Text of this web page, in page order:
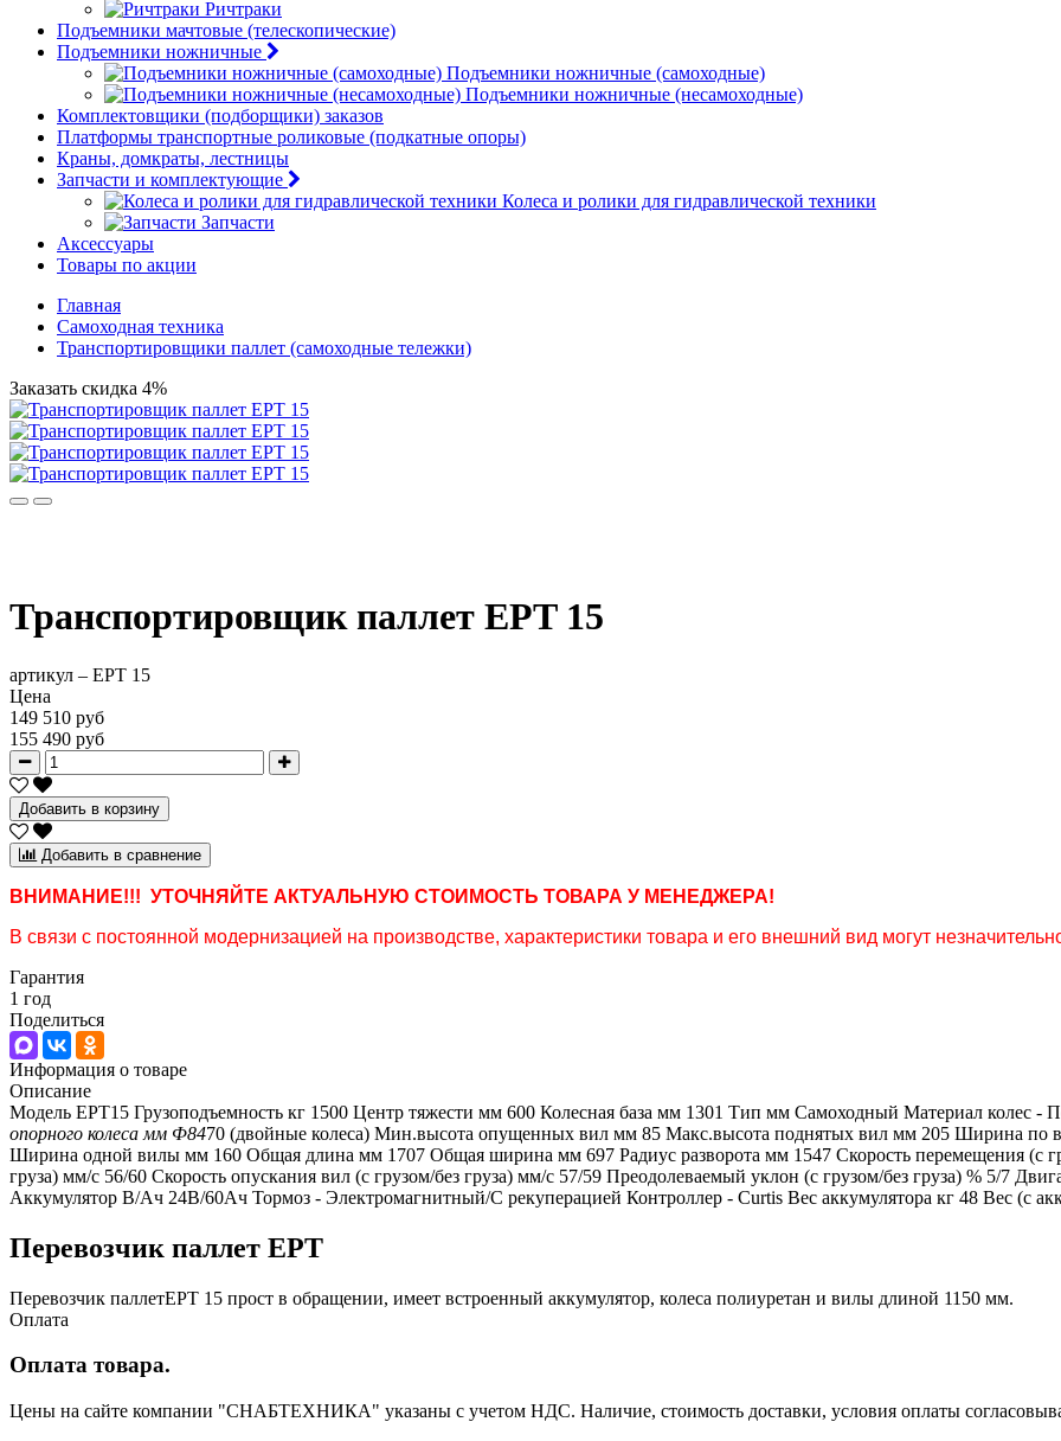
Ричтраки
Подъемники мачтовые (телескопические)
Подъемники ножничные
Подъемники ножничные (самоходные)
Подъемники ножничные (несамоходные)
Комплектовщики (подборщики) заказов
Платформы транспортные роликовые (подкатные опоры)
Краны, домкраты, лестницы
Запчасти и комплектующие
Колеса и ролики для гидравлической техники
Запчасти
Аксессуары
Товары по акции
Главная
Самоходная техника
Транспортировщики паллет (самоходные тележки)
Заказать скидка 4%
Транспортировщик паллет EPT 15
артикул – EPT 15
Цена
149 510 руб
155 490 руб
Добавить в корзину
Добавить в сравнение
ВНИМАНИЕ!!! УТОЧНЯЙТЕ АКТУАЛЬНУЮ СТОИМОСТЬ ТОВАРА У МЕНЕДЖЕРА!
В связи с постоянной модернизацией на производстве, характеристики товара и его внешний вид могут
Гарантия
1 год
Поделиться
Информация о товаре
Описание
Модель EPT15 Грузоподъемность кг 1500 Центр тяжести мм 600 Колесная база мм 1301 Тип мм Самоходный Материал колес -
опорного колеса мм Ф8470 (двойные колеса) Мин.высота опущенных вил мм 85 Макс.высота поднятых вил мм 205 Ширина
Ширина одной вилы мм 160 Общая длина мм 1707 Общая ширина мм 697 Радиус разворота мм 1547 Скорость перемещения (с
груза) мм/с 56/60 Скорость опускания вил (с грузом/без груза) мм/с 57/59 Преодолеваемый уклон (с грузом/без груза) % 5/7
Аккумулятор В/Ач 24В/60Ач Тормоз - Электромагнитный/С рекуперацией Контроллер - Curtis Вес аккумулятора кг 48 Вес (с
Перевозчик паллет EPT
Перевозчик паллетEPT 15 прост в обращении, имеет встроенный аккумулятор, колеса полиуретан и вилы длиной 1150 мм.
Оплата
Оплата товара.
Цены на сайте компании "СНАБТЕХНИКА" указаны с учетом НДС. Наличие, стоимость доставки, условия оплаты